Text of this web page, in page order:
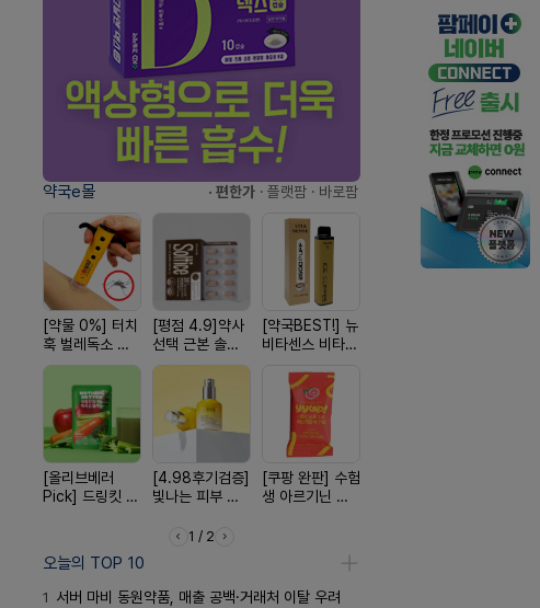
약국e몰 · 편한가 · 플랫팜 · 바로팜
[약물 0%] 터치
훅 벌레독소 흡
인기
[평점 4.9]약사
선택 근본 솔루
션, 솔티스
[약국BEST!] 뉴
비타센스 비타민
[올리브베러
Pick] 드링킷 건
[4.98후기검증]
빛나는 피부 오
[쿠팡 완판] 수험
생 아르기닌 에
1 / 2
오늘의 TOP 10
1 서버 마비 동원약품, 매출 공백·거래처 이탈 우려